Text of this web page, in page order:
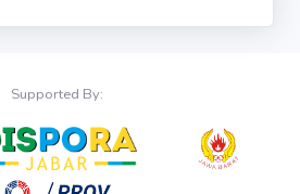
Supported By: